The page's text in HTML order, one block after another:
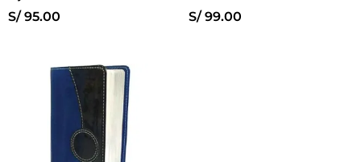
S/ 95.00 S/ 99.00